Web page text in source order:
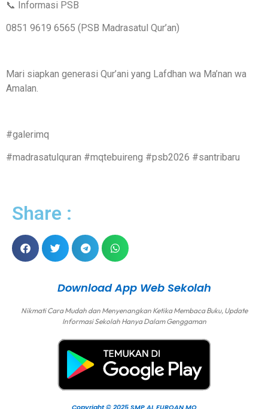
📞 Informasi PSB
0851 9619 6565 (PSB Madrasatul Qur’an)
Mari siapkan generasi Qur’ani yang Lafdhan wa Ma’nan wa
Amalan.
#galerimq
#madrasatulquran #mqtebuireng #psb2026 #santribaru
Share :
Download App Web Sekolah
Nikmati Cara Mudah dan Menyenangkan Ketika Membaca Buku, Update
Informasi Sekolah Hanya Dalam Genggaman